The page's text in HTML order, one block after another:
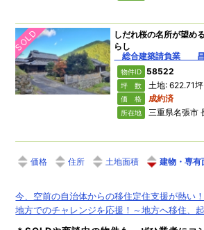
SOLD
しだれ桜の名所が望め
らし
総合建築請負業
物件ID 58522
坪 数 土地: 622.71
価 格 成約済
所在地 三重県名張市
価格 住所 土地面積 建物・専有
今、空前の自治体からの移住定住支援が熱い！
地方でのチャレンジを応援！～地方へ移住、